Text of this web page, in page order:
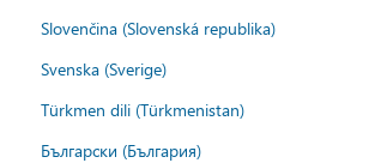
Slovenčina (Slovenská republika)
Svenska (Sverige)
Türkmen dili (Türkmenistan)
Български (България)